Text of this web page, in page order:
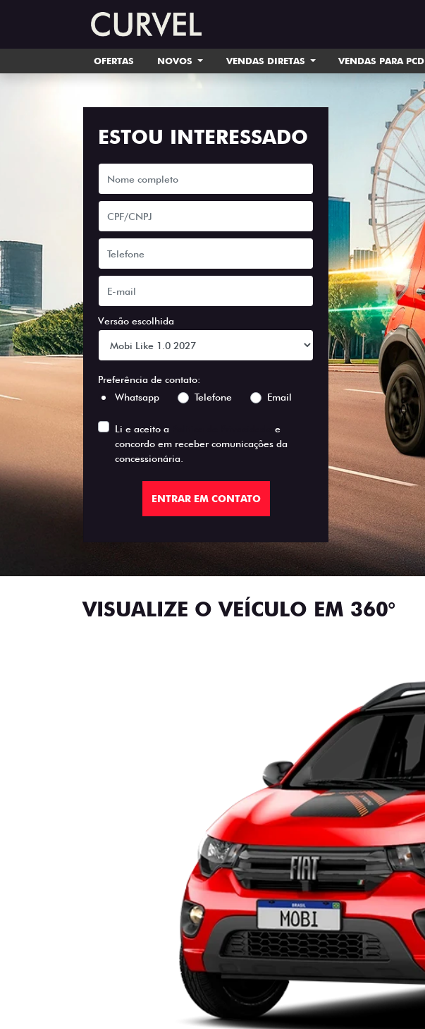
OFERTAS NOVOS VENDAS DIRETAS VENDAS PARA PCD
ESTOU INTERESSADO
Versão escolhida
Preferência de contato:
Whatsapp
Telefone Email
Li e aceito a
e
concordo em receber comunicações da
concessionária.
ENTRAR EM CONTATO
VISUALIZE O VEÍCULO EM 360°